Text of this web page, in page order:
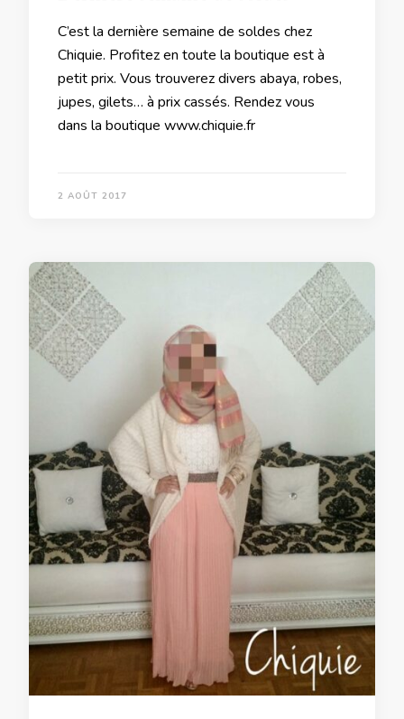
C’est la dernière semaine de soldes chez
Chiquie. Profitez en toute la boutique est à
petit prix. Vous trouverez divers abaya, robes,
jupes, gilets… à prix cassés. Rendez vous
dans la boutique www.chiquie.fr
2 AOÛT 2017